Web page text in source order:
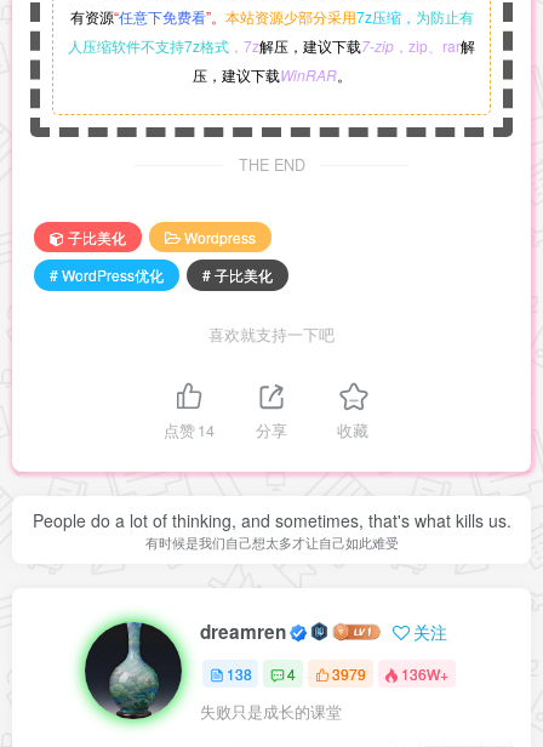
有资源“任意下免费看”。 本站资源少部分采用7z压缩， 为防止有
人压缩软件不支持7z格式 ，7z解压，建议下载7-zip ，zip、rar解
压，建议下载WinRAR。
THE END
子比美化
Wordpress
# WordPress优化
# 子比美化
喜欢就支持一下吧
点赞14 分享 收藏
People do a lot of thinking, and sometimes, that's what kills us.
有时候是我们自己想太多才让自己如此难受
dreamren 关注
138 4 3979 136W+
失败只是成长的课堂